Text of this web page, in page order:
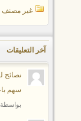
غير مصنف
آخر التعليقات
نصائح
سهم
بواسطة